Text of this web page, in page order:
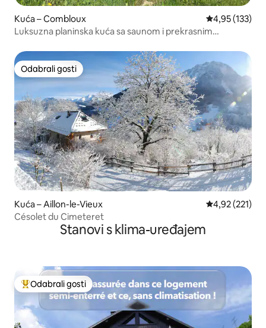
Kuća – Combloux Prosječna
4,95 (133)
Luksuzna planinska kuća sa saunom i prekrasnim
Odabrali gosti
Odabrali gosti
Kuća – Aillon-le-Vieux Prosječna
4,92 (221)
Césolet du Cimeteret
Stanovi s klima-uređajem
Među najviše rangiranima s oznakom „Odabrali gosti”
Odabrali gosti